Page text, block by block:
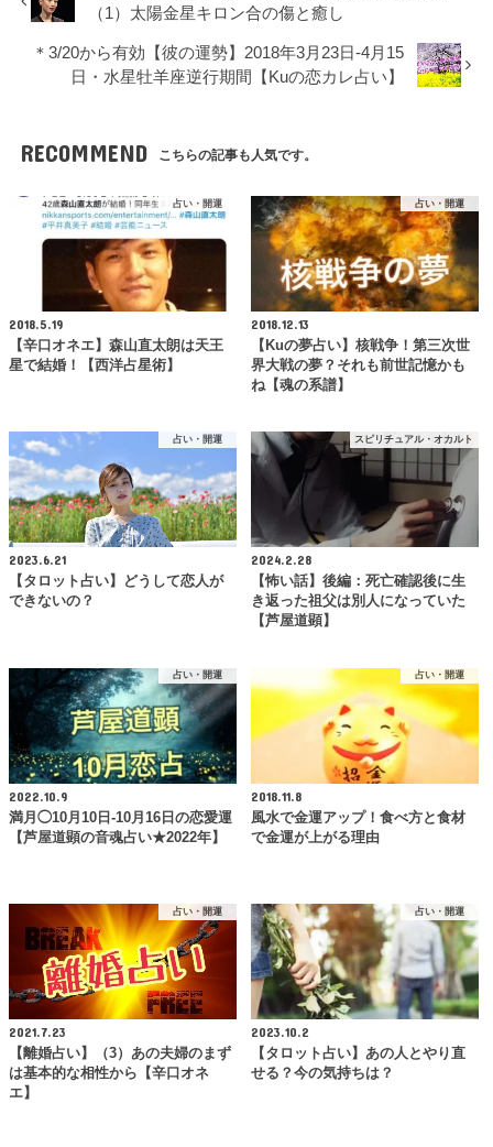
（1）太陽金星キロン合の傷と癒し
＊3/20から有効【彼の運勢】2018年3月23日-4月15
日・水星牡羊座逆行期間【Kuの恋カレ占い】
RECOMMEND こちらの記事も人気です。
占い・開運
2018.5.19
【辛口オネエ】森山直太朗は天王
星で結婚！【西洋占星術】
占い・開運
2018.12.13
【Kuの夢占い】核戦争！第三次世
界大戦の夢？それも前世記憶かも
ね【魂の系譜】
占い・開運
2023.6.21
【タロット占い】どうして恋人が
できないの？
スピリチュアル・オカルト
2024.2.28
【怖い話】後編：死亡確認後に生
き返った祖父は別人になっていた
【芦屋道顕】
占い・開運
2022.10.9
満月◯10月10日-10月16日の恋愛運
【芦屋道顕の音魂占い★2022年】
占い・開運
2018.11.8
風水で金運アップ！食べ方と食材
で金運が上がる理由
占い・開運
2021.7.23
【離婚占い】（3）あの夫婦のまず
は基本的な相性から【辛口オネ
エ】
占い・開運
2023.10.2
【タロット占い】あの人とやり直
せる？今の気持ちは？